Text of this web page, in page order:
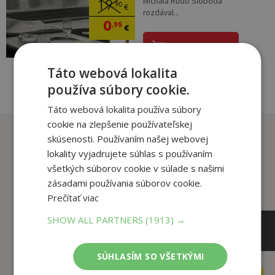
19,90€
0,95€
rozdával...
Zákazníci, ktorí si kúpili
tento titul si tiež kúpili
19,90
Táto webová lokalita
používa súbory cookie.
Táto webová lokalita používa súbory
cookie na zlepšenie používateľskej
skúsenosti. Používaním našej webovej
lokality vyjadrujete súhlas s používaním
všetkých súborov cookie v súlade s našimi
zásadami používania súborov cookie.
Prečítať viac
SHOW ALL PARTNERS(1913) →
SÚHLASÍM SO VŠETKÝMI